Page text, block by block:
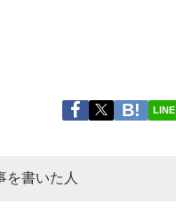
LINE
を書いた人